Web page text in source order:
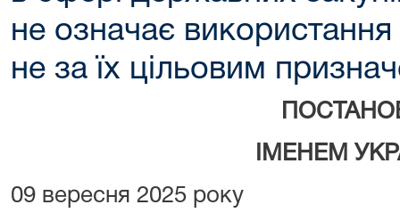
не означає
не за їх цільовим
ІМЕНЕМ
09 вересня 2025 року